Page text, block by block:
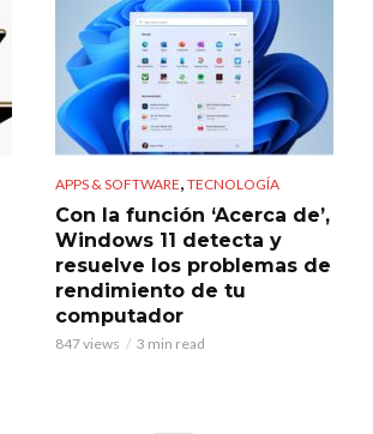
APPS & SOFTWARE, TECNOLOGÍA
Con la función ‘Acerca de’,
Windows 11 detecta y
resuelve los problemas de
rendimiento de tu
computador
847 views 3 min read